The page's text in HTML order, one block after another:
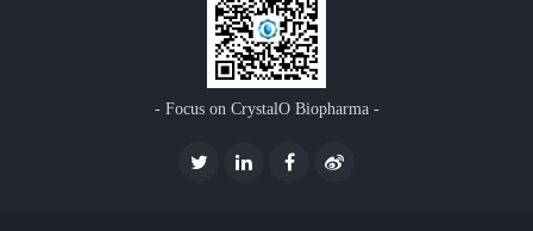
- Focus on CrystalO Biopharma -